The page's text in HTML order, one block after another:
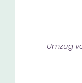
Umzug